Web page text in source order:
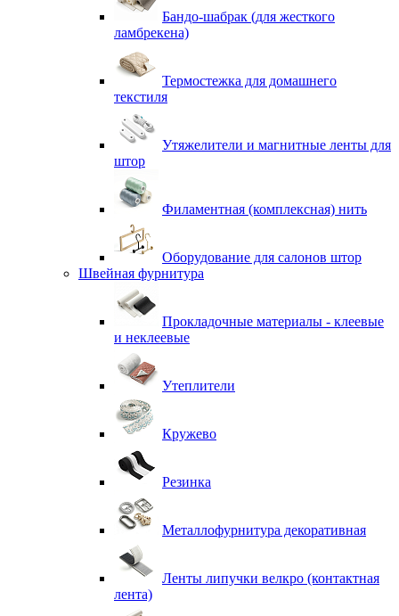
Бандо-шабрак (для жесткого
ламбрекена)
Термостежка для домашнего
текстиля
Утяжелители и магнитные ленты для
штор
Филаментная (комплексная) нить
Оборудование для салонов штор
Швейная фурнитура
Прокладочные материалы - клеевые
и неклеевые
Утеплители
Кружево
Резинка
Металлофурнитура декоративная
Ленты липучки велкро (контактная
лента)